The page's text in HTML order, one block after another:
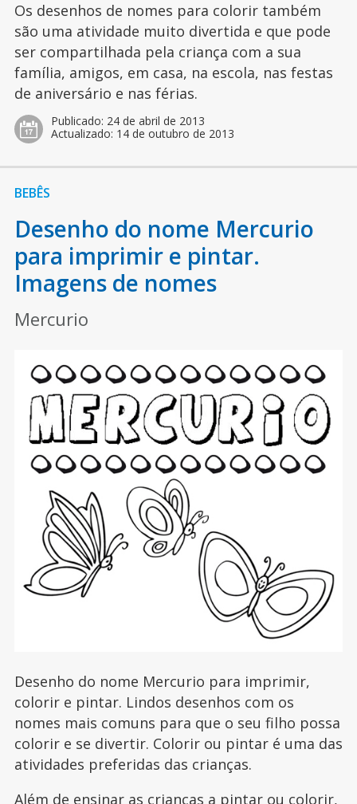
Os desenhos de nomes para colorir também
são uma atividade muito divertida e que pode
ser compartilhada pela criança com a sua
família, amigos, em casa, na escola, nas festas
de aniversário e nas férias.
Publicado: 24 de abril de 2013
Actualizado: 14 de outubro de 2013
BEBÊS
Desenho do nome Mercurio
para imprimir e pintar.
Imagens de nomes
Mercurio
Desenho do nome Mercurio para imprimir,
colorir e pintar. Lindos desenhos com os
nomes mais comuns para que o seu filho possa
colorir e se divertir. Colorir ou pintar é uma das
atividades preferidas das crianças.
Além de ensinar as crianças a pintar ou colorir,